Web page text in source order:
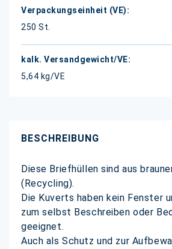
250 St.
5,64 kg/VE
BESCHREIBUNG
Diese Briefhüllen sind aus
(Recycling).
Die Kuverts haben kein Fenster
zum selbst Beschreiben oder
geeignet.
Auch als Schutz und zur